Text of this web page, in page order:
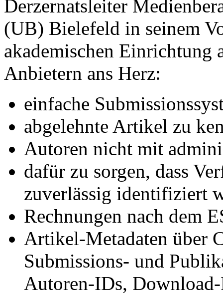
Derzernatsleiter
(UB) Bielefeld in seinem
akademischen Einrichtung
Anbietern ans Herz:
einfache
abgelehnte Artikel zu
Autoren nicht mit
dafür zu sorgen, dass
zuverlässig identifiziert
Rechnungen nach dem
Artikel-Metadaten über
Submissions- und
Autoren-IDs,